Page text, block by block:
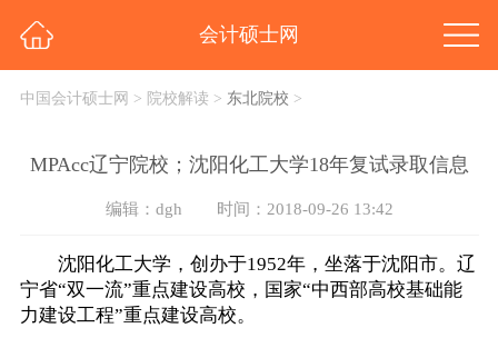
会计硕士网
中国会计硕士网 > 院校解读 > 东北院校 >
MPAcc辽宁院校；沈阳化工大学18年复试录取信息
编辑：dgh 时间：2018-09-26 13:42
沈阳化工大学，创办于1952年，坐落于沈阳市。辽
宁省“双一流”重点建设高校，国家“中西部高校基础能
力建设工程”重点建设高校。